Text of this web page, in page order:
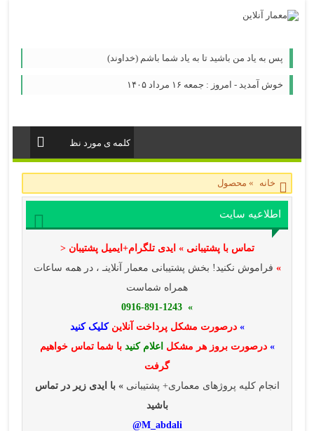
پس به یاد من باشید تا به یاد شما باشم (خداوند)
خوش آمدید - امروز : جمعه ۱۶ مرداد ۱۴۰۵
خانه » محصول
اطلاعیه سایت
تماس با پشتیبانی » ایدی تلگرام+ایمیل پشتیبان <
» فراموش نکنید! بخش پشتیبانی معمار آنلاینـ ، در همه ساعات
همراه شماست
» 0916-891-1243
» درصورت مشکل پرداخت آنلاینکلیک کنید
» درصورت بروز هر مشکل اعلام کنید با شما تماس خواهیم
گرفت
انجام کلیه پروژهای معماری+ پشتیبانی» با ایدی زیر در تماس
باشید
M_abdali@